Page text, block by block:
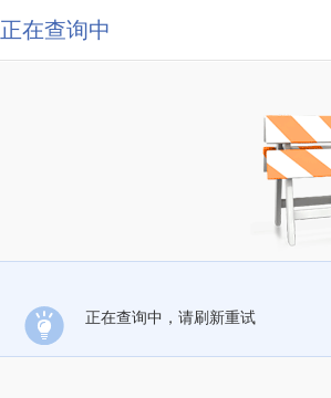
正在查询中
正在查询中，请刷新重试